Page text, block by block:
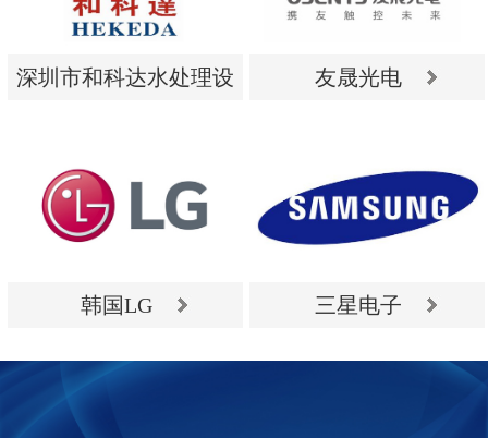
深圳市和科达水处理设
深圳市和科达水处理设
备有限公司
友晟光电
友晟光电
韩国LG 三星电子